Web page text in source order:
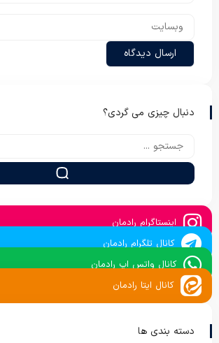
دنبال چیزی می گردی؟
اینستاگرام رادمان
کانال تلگرام رادمان
کانال واتس اپ رادمان
کانال ایتا رادمان
دسته بندی ها